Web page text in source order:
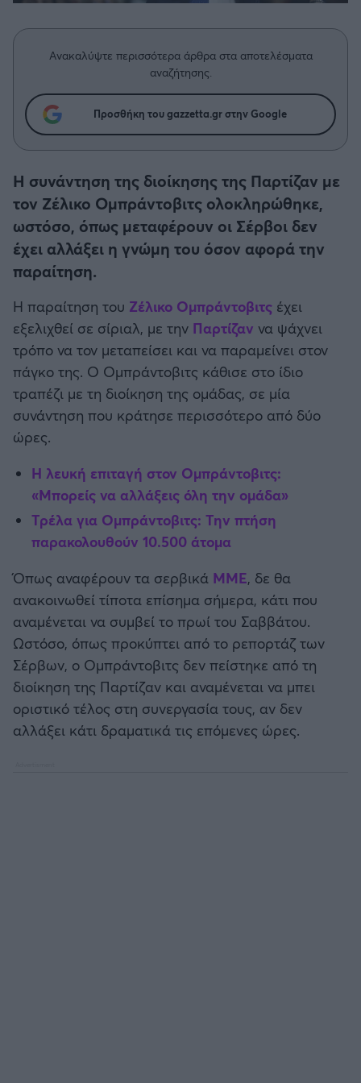
Δημήτρης Τσορμπατζόγλου
Λεβαδειακός
ΟΦΗ
Βόλος
Ατρόμητος Αθηνών
Κηφισιά
Αστέρας Τρίπολης
Παναιτωλικός
Καλαμάτα
Ηρακλής
Ρεάλ Μαδρίτης
Ατλέτικο Μαδρίτης
Μάντσεστερ Γιουνάιτεντ
Μάντσεστερ Σίτι
Λίβερπουλ
Μεγάλη μου Αγάπη
Μια Ιστορία από την Πόλη
Ανακαλύψτε περισσότερα άρθρα στα αποτελέσματα
αναζήτησης.
Προσθήκη του gazzetta.gr στην Google
Η συνάντηση της διοίκησης της Παρτίζαν με
τον Ζέλικο Ομπράντοβιτς ολοκληρώθηκε,
ωστόσο, όπως μεταφέρουν οι Σέρβοι δεν
έχει αλλάξει η γνώμη του όσον αφορά την
παραίτηση.
Η παραίτηση του Ζέλικο Ομπράντοβιτς έχει
εξελιχθεί σε σίριαλ, με την Παρτίζαν να ψάχνει
τρόπο να τον μεταπείσει και να παραμείνει στον
πάγκο της. Ο Ομπράντοβιτς κάθισε στο ίδιο
τραπέζι με τη διοίκηση της ομάδας, σε μία
συνάντηση που κράτησε περισσότερο από δύο
ώρες.
Η λευκή επιταγή στον Ομπράντοβιτς:
«Μπορείς να αλλάξεις όλη την ομάδα»
Τρέλα για Ομπράντοβιτς: Την πτήση
παρακολουθούν 10.500 άτομα
Όπως αναφέρουν τα σερβικά ΜΜΕ, δε θα
ανακοινωθεί τίποτα επίσημα σήμερα, κάτι που
αναμένεται να συμβεί το πρωί του Σαββάτου.
Ωστόσο, όπως προκύπτει από το ρεπορτάζ των
Σέρβων, ο Ομπράντοβιτς δεν πείστηκε από τη
διοίκηση της Παρτίζαν και αναμένεται να μπει
οριστικό τέλος στη συνεργασία τους, αν δεν
αλλάξει κάτι δραματικά τις επόμενες ώρες.